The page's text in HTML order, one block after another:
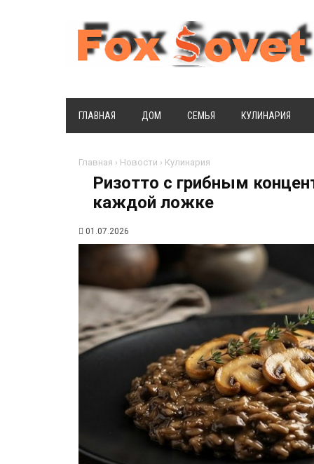
ГЛАВНАЯ ДОМ СЕМЬЯ КУЛИНАРИЯ
Главная › Новости › Кулинария
Ризотто с грибным
каждой ложке
01.07.2026